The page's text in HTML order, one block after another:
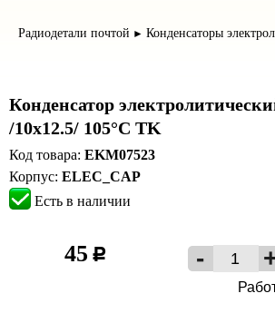
Радиодетали почтой ► Конденсаторы
Конденсатор
/10x12.5/ 105°C TK
Код товара: EKM07523
Корпус: ELEC_CAP
Есть в наличии
45 c